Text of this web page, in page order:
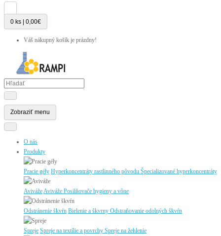
0 ks | 0,00€
Váš nákupný košík je prázdny!
Zobraziť menu
O nás
Produkty
Pracie gély Hyperkoncentráty rastlinného pôvodu Špecializované hyperkoncentráty
AvivážeAviváže Posilňovače hygieny a vône
Odstránenie škvŕn Bielenie a škvrny Odstraňovanie odolných škvŕn
Spreje Spreje na textílie a povrchy Spreje na žehlenie